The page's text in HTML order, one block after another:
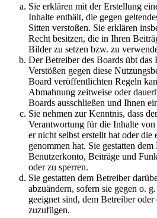
Sie erklären mit der Erstellung
Inhalte enthält, die gegen
Sitten verstoßen. Sie erklären
Recht besitzen, die in Ihren
Bilder zu setzen bzw. zu
Der Betreiber des Boards übt das
Verstößen gegen diese
Board veröffentlichten Regeln
Abmahnung zeitweise oder
Boards ausschließen und Ihnen
Sie nehmen zur Kenntnis, dass
Verantwortung für die Inhalte
er nicht selbst erstellt hat oder
genommen hat. Sie gestatten
Benutzerkonto, Beiträge und
oder zu sperren.
Sie gestatten dem Betreiber
abzuändern, sofern sie gegen o.
geeignet sind, dem Betreiber
zuzufügen.